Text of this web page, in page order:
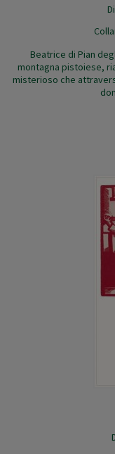
Beatrice di Pian
montagna pistoiese,
misterioso che